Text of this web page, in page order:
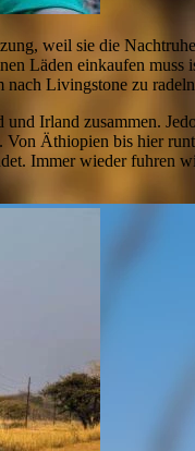
weil sie die
Läden einkaufen muss
nach Livingstone zu
Irland zusammen.
Äthiopien bis hier
Immer wieder fuhren